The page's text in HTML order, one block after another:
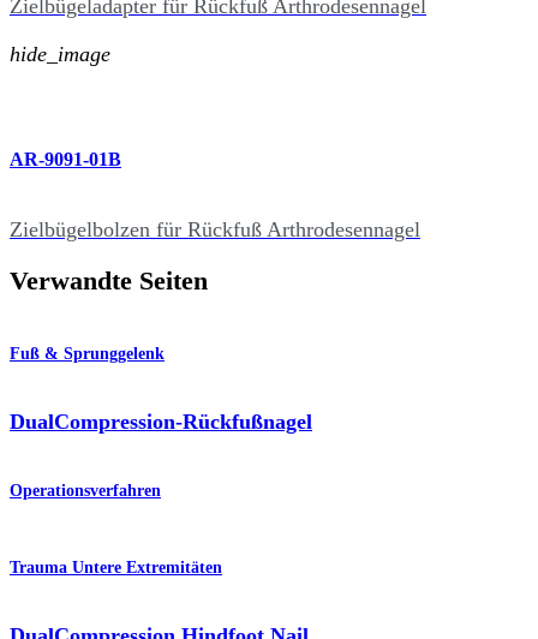
Zielbügeladapter für Rückfuß Arthrodesennagel
hide_image
AR-9091-01B
Zielbügelbolzen für Rückfuß Arthrodesennagel
Verwandte Seiten
Fuß & Sprunggelenk
DualCompression-Rückfußnagel
Operationsverfahren
Trauma Untere Extremitäten